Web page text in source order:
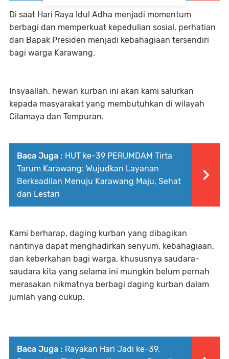
Di saat Hari Raya Idul Adha menjadi momentum
berbagi dan memperkuat kepedulian sosial, perhatian
dari Bapak Presiden menjadi kebahagiaan tersendiri
bagi warga Karawang.
Insyaallah, hewan kurban ini akan kami salurkan
kepada masyarakat yang membutuhkan di wilayah
Cilamaya dan Tempuran.
Baca Juga : HUT ke-39 PERUMDAM Tirta
Tarum Karawang: Wujudkan Layanan
Berkeadilan Menuju Karawang Maju, Sehat
dan Lestari
Kami berharap, daging kurban yang dibagikan
nantinya dapat menghadirkan senyum, kebahagiaan,
dan keberkahan bagi warga, khususnya saudara-
saudara kita yang selama ini mungkin belum pernah
merasakan nikmatnya berbagi daging kurban dalam
jumlah yang cukup.
Baca Juga : Rayakan Hari Jadi ke-39,